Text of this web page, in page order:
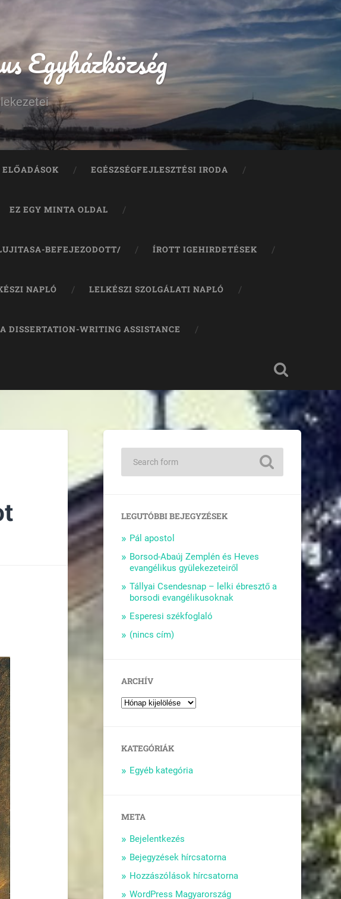
Egyházközség
EGÉSZSÉGFEJLESZTÉSI IRODA
EZ EGY MINTA OLDAL
BEFEJEZODOTT/ ÍROTT IGEHIRDETÉSEK
NAPLÓ LELKÉSZI SZOLGÁLATI NAPLÓ
DISSERTATION-WRITING ASSISTANCE
LEGUTÓBBI BEJEGYZÉSEK
Pál apostol
Borsod-Abaúj Zemplén és Heves
evangélikus gyülekezeteiről
Tállyai Csendesnap – lelki ébresztő a
borsodi evangélikusoknak
Esperesi székfoglaló
(nincs cím)
ARCHÍV
KATEGÓRIÁK
Egyéb kategória
META
Bejelentkezés
Bejegyzések hírcsatorna
Hozzászólások hírcsatorna
WordPress Magyarország